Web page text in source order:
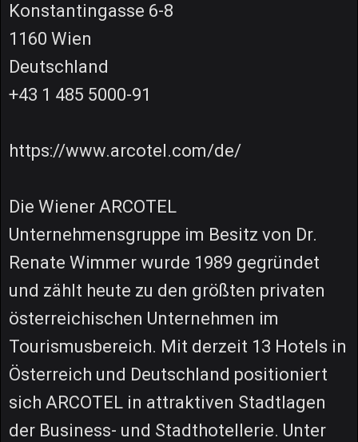
Konstantingasse 6-8
1160 Wien
Deutschland
+43 1 485 5000-91
https://www.arcotel.com/de/
Die Wiener ARCOTEL
Unternehmensgruppe im Besitz von Dr.
Renate Wimmer wurde 1989 gegründet
und zählt heute zu den größten privaten
österreichischen Unternehmen im
Tourismusbereich. Mit derzeit 13 Hotels in
Österreich und Deutschland positioniert
sich ARCOTEL in attraktiven Stadtlagen
der Business- und Stadthotellerie. Unter